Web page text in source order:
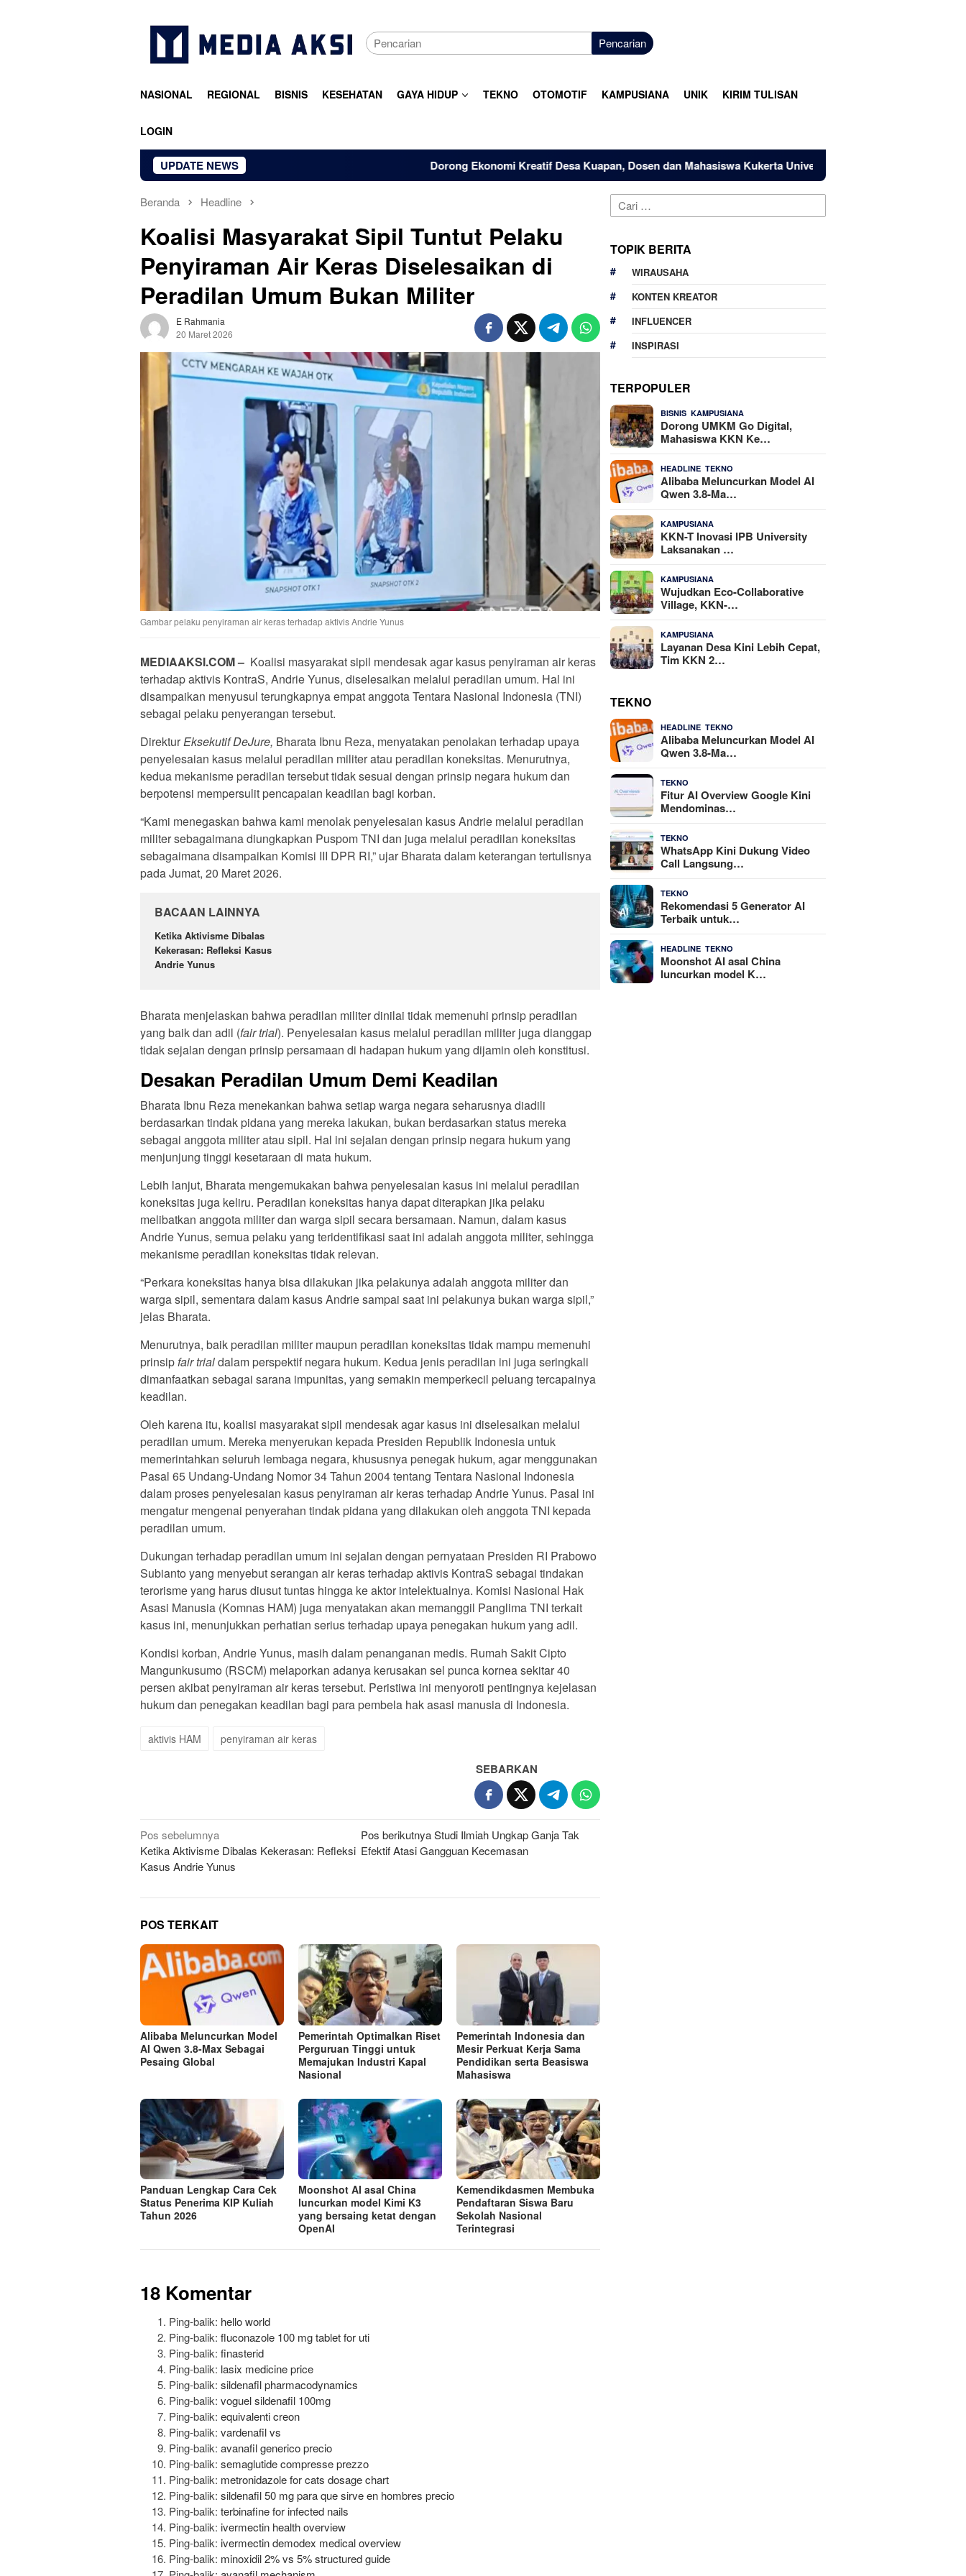
Pencarian
NASIONAL REGIONAL BISNIS KESEHATAN GAYA HIDUP TEKNO OTOMOTIF KAMPUSIANA UNIK KIRIM TULISAN
LOGIN
UPDATE NEWS Dorong Ekonomi Kreatif Desa Kuapan, Dosen dan Mahasiswa Kukerta Universitas Riau Serahkan Bantuan Mesin Produksi
Beranda Headline
Koalisi Masyarakat Sipil Tuntut Pelaku
Penyiraman Air Keras Diselesaikan di
Peradilan Umum Bukan Militer
E Rahmania
20 Maret 2026
Gambar pelaku penyiraman air keras terhadap aktivis Andrie Yunus
MEDIAAKSI.COM – Koalisi masyarakat sipil mendesak agar kasus penyiraman air keras
terhadap aktivis KontraS, Andrie Yunus, diselesaikan melalui peradilan umum. Hal ini
disampaikan menyusul terungkapnya empat anggota Tentara Nasional Indonesia (TNI)
sebagai pelaku penyerangan tersebut.
DirekturEksekutif DeJure, Bharata Ibnu Reza, menyatakan penolakan terhadap upaya
penyelesaian kasus melalui peradilan militer atau peradilan koneksitas. Menurutnya,
kedua mekanisme peradilan tersebut tidak sesuai dengan prinsip negara hukum dan
berpotensi mempersulit pencapaian keadilan bagi korban.
“Kami menegaskan bahwa kami menolak penyelesaian kasus Andrie melalui peradilan
militer sebagaimana diungkapkan Puspom TNI dan juga melalui peradilan koneksitas
sebagaimana disampaikan Komisi III DPR RI,” ujar Bharata dalam keterangan tertulisnya
pada Jumat, 20 Maret 2026.
BACAAN LAINNYA
Ketika Aktivisme Dibalas
Kekerasan: Refleksi Kasus
Andrie Yunus
Bharata menjelaskan bahwa peradilan militer dinilai tidak memenuhi prinsip peradilan
yang baik dan adil (fair trial). Penyelesaian kasus melalui peradilan militer juga dianggap
tidak sejalan dengan prinsip persamaan di hadapan hukum yang dijamin oleh konstitusi.
Desakan Peradilan Umum Demi Keadilan
Bharata Ibnu Reza menekankan bahwa setiap warga negara seharusnya diadili
berdasarkan tindak pidana yang mereka lakukan, bukan berdasarkan status mereka
sebagai anggota militer atau sipil. Hal ini sejalan dengan prinsip negara hukum yang
menjunjung tinggi kesetaraan di mata hukum.
Lebih lanjut, Bharata mengemukakan bahwa penyelesaian kasus ini melalui peradilan
koneksitas juga keliru. Peradilan koneksitas hanya dapat diterapkan jika pelaku
melibatkan anggota militer dan warga sipil secara bersamaan. Namun, dalam kasus
Andrie Yunus, semua pelaku yang teridentifikasi saat ini adalah anggota militer, sehingga
mekanisme peradilan koneksitas tidak relevan.
“Perkara koneksitas hanya bisa dilakukan jika pelakunya adalah anggota militer dan
warga sipil, sementara dalam kasus Andrie sampai saat ini pelakunya bukan warga sipil,”
jelas Bharata.
Menurutnya, baik peradilan militer maupun peradilan koneksitas tidak mampu memenuhi
prinsipfair trialdalam perspektif negara hukum. Kedua jenis peradilan ini juga seringkali
dimanfaatkan sebagai sarana impunitas, yang semakin memperkecil peluang tercapainya
keadilan.
Oleh karena itu, koalisi masyarakat sipil mendesak agar kasus ini diselesaikan melalui
peradilan umum. Mereka menyerukan kepada Presiden Republik Indonesia untuk
memerintahkan seluruh lembaga negara, khususnya penegak hukum, agar menggunakan
Pasal 65 Undang-Undang Nomor 34 Tahun 2004 tentang Tentara Nasional Indonesia
dalam proses penyelesaian kasus penyiraman air keras terhadap Andrie Yunus. Pasal ini
mengatur mengenai penyerahan tindak pidana yang dilakukan oleh anggota TNI kepada
peradilan umum.
Dukungan terhadap peradilan umum ini sejalan dengan pernyataan Presiden RI Prabowo
Subianto yang menyebut serangan air keras terhadap aktivis KontraS sebagai tindakan
terorisme yang harus diusut tuntas hingga ke aktor intelektualnya. Komisi Nasional Hak
Asasi Manusia (Komnas HAM) juga menyatakan akan memanggil Panglima TNI terkait
kasus ini, menunjukkan perhatian serius terhadap upaya penegakan hukum yang adil.
Kondisi korban, Andrie Yunus, masih dalam penanganan medis. Rumah Sakit Cipto
Mangunkusumo (RSCM) melaporkan adanya kerusakan sel punca kornea sekitar 40
persen akibat penyiraman air keras tersebut. Peristiwa ini menyoroti pentingnya kejelasan
hukum dan penegakan keadilan bagi para pembela hak asasi manusia di Indonesia.
aktivis HAM penyiraman air keras
SEBARKAN
Navigasi
pos
Pos sebelumnya
Ketika Aktivisme Dibalas Kekerasan: Refleksi
Kasus Andrie Yunus
Pos berikutnyaStudi Ilmiah Ungkap Ganja Tak
Efektif Atasi Gangguan Kecemasan
POS TERKAIT
Alibaba Meluncurkan Model
AI Qwen 3.8-Max Sebagai
Pesaing Global
Pemerintah Optimalkan Riset
Perguruan Tinggi untuk
Memajukan Industri Kapal
Nasional
Pemerintah Indonesia dan
Mesir Perkuat Kerja Sama
Pendidikan serta Beasiswa
Mahasiswa
Panduan Lengkap Cara Cek
Status Penerima KIP Kuliah
Tahun 2026
Moonshot AI asal China
luncurkan model Kimi K3
yang bersaing ketat dengan
OpenAI
Kemendikdasmen Membuka
Pendaftaran Siswa Baru
Sekolah Nasional
Terintegrasi
18 Komentar
Ping-balik: hello world
Ping-balik: fluconazole 100 mg tablet for uti
Ping-balik: finasterid
Ping-balik: lasix medicine price
Ping-balik: sildenafil pharmacodynamics
Ping-balik: voguel sildenafil 100mg
Ping-balik: equivalenti creon
Ping-balik: vardenafil vs
Ping-balik: avanafil generico precio
Ping-balik: semaglutide compresse prezzo
Ping-balik: metronidazole for cats dosage chart
Ping-balik: sildenafil 50 mg para que sirve en hombres precio
Ping-balik: terbinafine for infected nails
Ping-balik: ivermectin health overview
Ping-balik: ivermectin demodex medical overview
Ping-balik: minoxidil 2% vs 5% structured guide
Cari
untuk:
TOPIK BERITA
WIRAUSAHA
KONTEN KREATOR
INFLUENCER
INSPIRASI
TERPOPULER
BISNIS ,KAMPUSIANA
Dorong UMKM Go Digital,
Mahasiswa KKN Ke…
HEADLINE ,TEKNO
Alibaba Meluncurkan Model AI
Qwen 3.8-Ma…
KAMPUSIANA
KKN-T Inovasi IPB University
Laksanakan …
KAMPUSIANA
Wujudkan Eco-Collaborative
Village, KKN-…
KAMPUSIANA
Layanan Desa Kini Lebih Cepat,
Tim KKN 2…
TEKNO
HEADLINE ,TEKNO
Alibaba Meluncurkan Model AI
Qwen 3.8-Ma…
TEKNO
Fitur AI Overview Google Kini
Mendominas…
TEKNO
WhatsApp Kini Dukung Video
Call Langsung…
TEKNO
Rekomendasi 5 Generator AI
Terbaik untuk…
HEADLINE ,TEKNO
Moonshot AI asal China
luncurkan model K…